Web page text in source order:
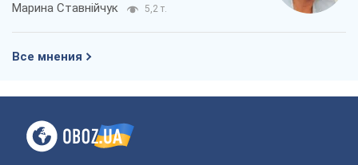
Марина Ставнійчук 5,2 т.
Все мнения